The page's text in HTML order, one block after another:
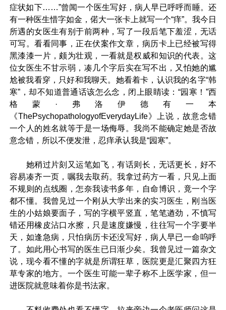
症状如下……”曾闻一个医生写好，病人早已呼呼而睡。还
有一种医生惜字如金，偌大一张卡上就写一个“痒”。我今日
所遇的女医生有别于前两种，写了一段后笔下羞涩，无话
可写。看看同事，正在伏案作文章，病历卡上已经被写得
黑漆漆一片，颇为壮观，一看就是权威和知识的代表。这
位女医生不甘示弱，凑几个字后实在写不出，又怕她的尴
尬被我看穿，只好和我聊天。她看着卡，认识我的名字“韩
寒”，却不知道普通话该怎么念，闭上眼睛读：“园寒！”西
格蒙·弗洛伊德有一本
《ThePsychopathologyofEverydayLife》上说，故意念错
一个人的姓名就等于是一场侮辱。我尚不能确定她是否故
意念错，所以不便发泄，忍痒承认我是“园寒”。
她稍过片刻又运笔如飞，有话则长，无话更长，好不
容易凑齐一页，嘱我去取药。我拿过药方一看，只见上面
不规则的点线圈，怎奈我读书多年，自命博识，竟一个字
都不懂。我曾见过一个刚从大学出来的实习医生，刚当医
生的小姑娘要面子，写的字横平竖直，笔笔遒劲，不慎写
错还用橡皮沾口水擦，只是速度嫌慢，往往写一个字要半
天，如逢急病，只怕病历卡还没写好，病人早已一命呜呼
了。如此用心书写的医生已日渐少矣。我曾见过一篇杂文
说，现今看不懂的字就是所谓狂草，医院更是汇聚四方狂
草专家的地方。一个医生可能一辈子称不上医学家，但一
进医院就意味着你是书法家。